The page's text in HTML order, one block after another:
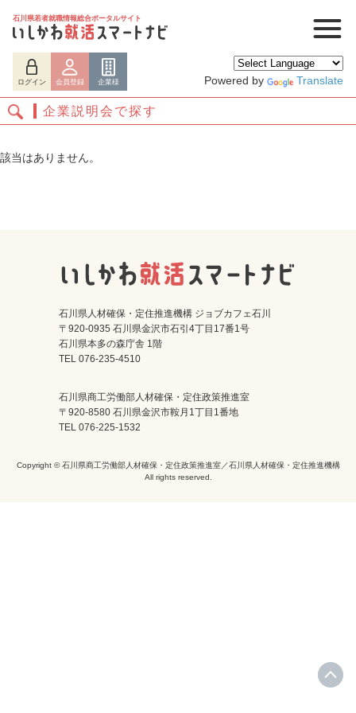
石川県若者就職情報総合ポータルサイト
ログイン 会員登録 企業様 Powered by Translate
ログイン 会員登録
企業説明会で探す
該当はありません。
石川県人材確保・定住推進機構 ジョブカフェ石川
〒920-0935 石川県金沢市石引4丁目17番1号
石川県本多の森庁舎 1階
TEL 076-235-4510
石川県商工労働部人材確保・定住政策推進室
〒920-8580 石川県金沢市鞍月1丁目1番地
TEL 076-225-1532
Copyright © 石川県商工労働部人材確保・定住政策推進室／石川県人材確保・定住推進機構
All rights reserved.